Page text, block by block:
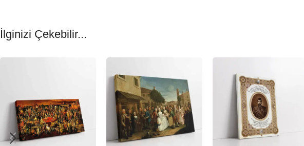
İlginizi Çekebilir...